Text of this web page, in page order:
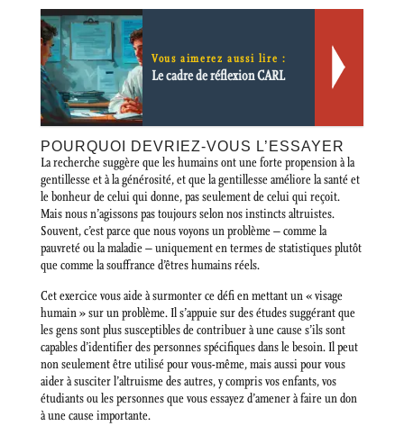
Vous aimerez aussi lire :
Le cadre de réflexion CARL
POURQUOI DEVRIEZ-VOUS L’ESSAYER
La recherche suggère que les humains ont une forte propension à la
gentillesse et à la générosité, et que la gentillesse améliore la santé et
le bonheur de celui qui donne, pas seulement de celui qui reçoit.
Mais nous n’agissons pas toujours selon nos instincts altruistes.
Souvent, c’est parce que nous voyons un problème – comme la
pauvreté ou la maladie – uniquement en termes de statistiques plutôt
que comme la souffrance d’êtres humains réels.
Cet exercice vous aide à surmonter ce défi en mettant un « visage
humain » sur un problème. Il s’appuie sur des études suggérant que
les gens sont plus susceptibles de contribuer à une cause s’ils sont
capables d’identifier des personnes spécifiques dans le besoin. Il peut
non seulement être utilisé pour vous-même, mais aussi pour vous
aider à susciter l’altruisme des autres, y compris vos enfants, vos
étudiants ou les personnes que vous essayez d’amener à faire un don
à une cause importante.